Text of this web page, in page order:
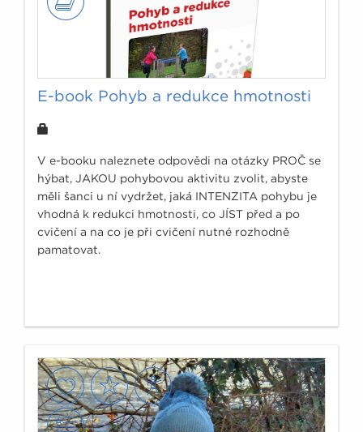
E-book Pohyb a redukce hmotnosti
V e-booku naleznete odpovědi na otázky PROČ se
hýbat, JAKOU pohybovou aktivitu zvolit, abyste
měli šanci u ní vydržet, jaká INTENZITA pohybu je
vhodná k redukci hmotnosti, co JÍST před a po
cvičení a na co je při cvičení nutné rozhodně
pamatovat.